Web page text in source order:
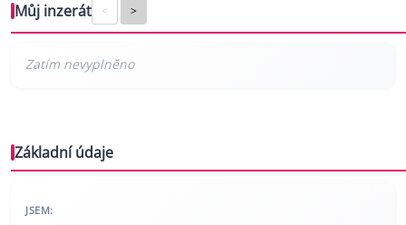
Můj inzerát < >
Základní údaje
JSEM: